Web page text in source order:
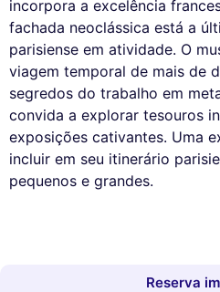
incorpora a excelência
fachada neoclássica está a
parisiense em atividade. O
viagem temporal de mais de
segredos do trabalho em
convida a explorar tesouros
exposições cativantes. Uma
incluir em seu itinerário
pequenos e grandes.
Reserva